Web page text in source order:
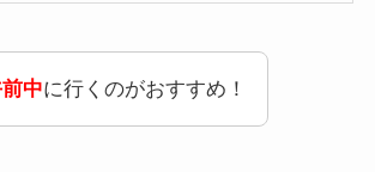
中に行くのがおすすめ！